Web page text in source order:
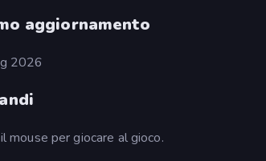
aggiornamento
2026
mouse per giocare al gioco.